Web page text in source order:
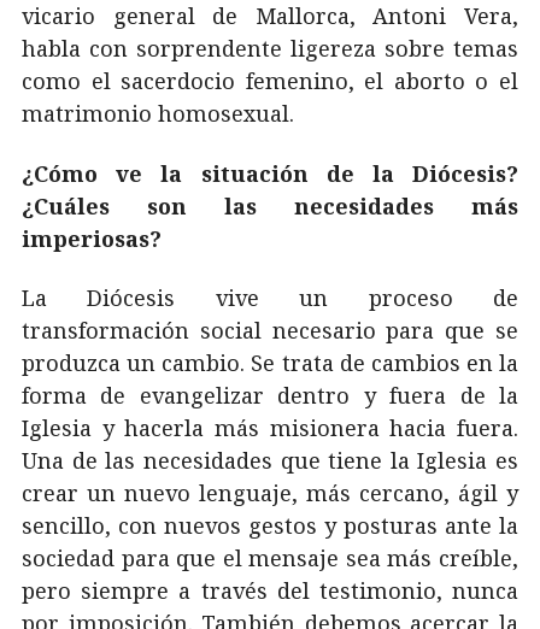
vicario general de Mallorca, Antoni Vera,
habla con sorprendente ligereza sobre temas
como el sacerdocio femenino, el aborto o el
matrimonio homosexual.
¿Cómo ve la situación de la Diócesis?
¿Cuáles son las necesidades más
imperiosas?
La Diócesis vive un proceso de
transformación social necesario para que se
produzca un cambio. Se trata de cambios en la
forma de evangelizar dentro y fuera de la
Iglesia y hacerla más misionera hacia fuera.
Una de las necesidades que tiene la Iglesia es
crear un nuevo lenguaje, más cercano, ágil y
sencillo, con nuevos gestos y posturas ante la
sociedad para que el mensaje sea más creíble,
pero siempre a través del testimonio, nunca